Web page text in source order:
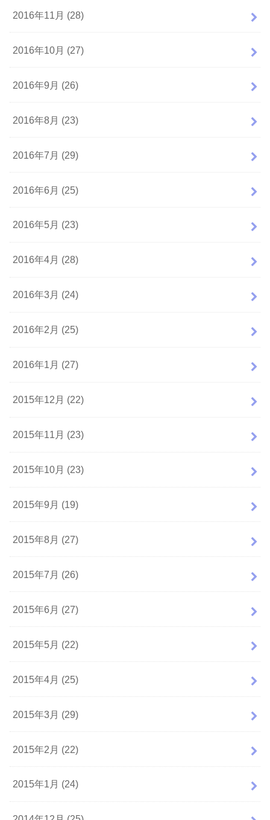
2016年11月 (28)
2016年10月 (27)
2016年9月 (26)
2016年8月 (23)
2016年7月 (29)
2016年6月 (25)
2016年5月 (23)
2016年4月 (28)
2016年3月 (24)
2016年2月 (25)
2016年1月 (27)
2015年12月 (22)
2015年11月 (23)
2015年10月 (23)
2015年9月 (19)
2015年8月 (27)
2015年7月 (26)
2015年6月 (27)
2015年5月 (22)
2015年4月 (25)
2015年3月 (29)
2015年2月 (22)
2015年1月 (24)